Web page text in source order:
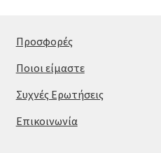
Προσφορές
Ποιοι είμαστε
Συχνές Ερωτήσεις
Επικοινωνία